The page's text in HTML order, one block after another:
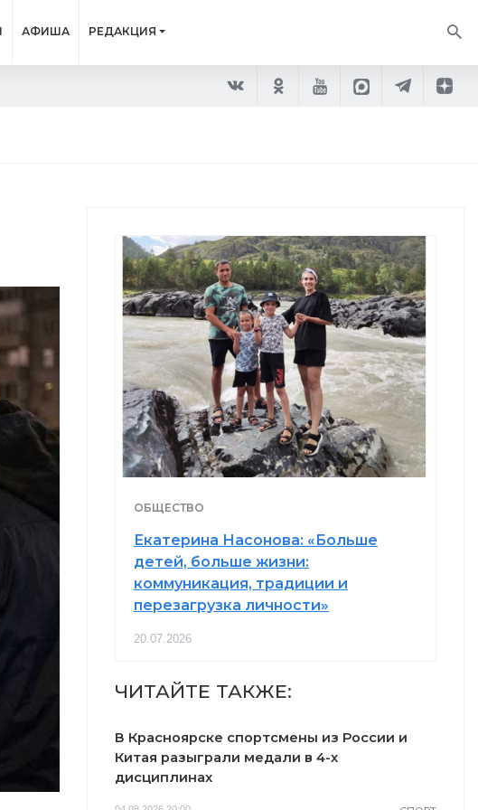
АФИША РЕДАКЦИЯ
ОБЩЕСТВО
Екатерина Насонова: «Больше
детей, больше жизни:
коммуникация, традиции и
перезагрузка личности»
20.07.2026
ЧИТАЙТЕ ТАКЖЕ:
В Красноярске спортсмены из России и
Китая разыграли медали в 4-х
дисциплинах